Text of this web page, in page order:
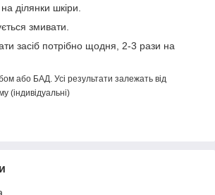
ділянки шкіри.
змивати.
засіб потрібно щодня, 2-3 рази на
або БАД. Усі результати залежать від
(індивідуальні)